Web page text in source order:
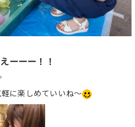
ーーー！！
に楽しめていいね〜